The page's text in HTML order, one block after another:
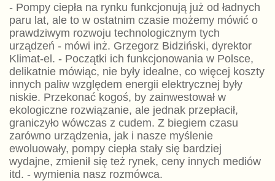
- Pompy ciepła na rynku funkcjonują już od ładnych
paru lat, ale to w ostatnim czasie możemy mówić o
prawdziwym rozwoju technologicznym tych
urządzeń - mówi inż. Grzegorz Bidziński, dyrektor
Klimat-el. - Początki ich funkcjonowania w Polsce,
delikatnie mówiąc, nie były idealne, co więcej koszty
innych paliw względem energii elektrycznej były
niskie. Przekonać kogoś, by zainwestował w
ekologiczne rozwiązanie, ale jednak przepłacił,
graniczyło wówczas z cudem. Z biegiem czasu
zarówno urządzenia, jak i nasze myślenie
ewoluowały, pompy ciepła stały się bardziej
wydajne, zmienił się też rynek, ceny innych mediów
itd. - wymienia nasz rozmówca.